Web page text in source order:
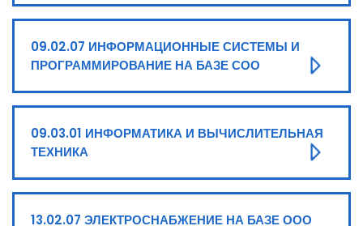
09.02.07 ИНФОРМАЦИОННЫЕ СИСТЕМЫ И
ПРОГРАММИРОВАНИЕ НА БАЗЕ СОО
09.03.01 ИНФОРМАТИКА И ВЫЧИСЛИТЕЛЬНАЯ
ТЕХНИКА
13.02.07 ЭЛЕКТРОСНАБЖЕНИЕ НА БАЗЕ ООО